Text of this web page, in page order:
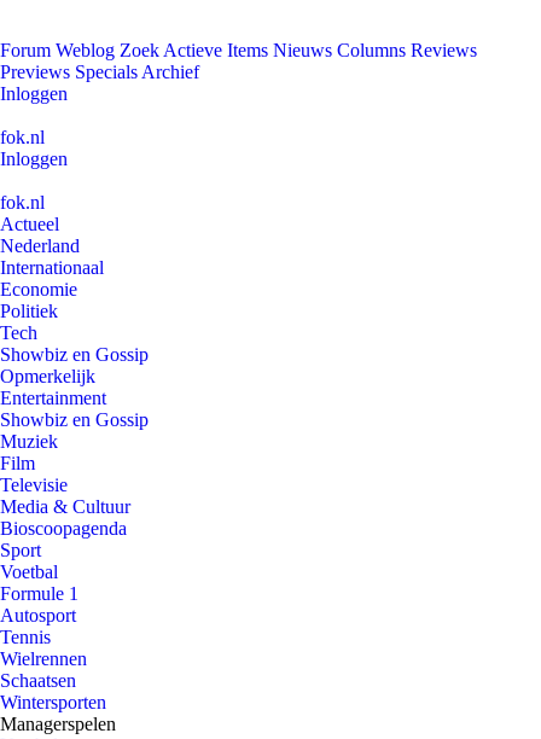
Forum Weblog Zoek Actieve Items Nieuws Columns Reviews
Previews Specials Archief
Inloggen
fok.nl
Inloggen
fok.nl
Actueel
Nederland
Internationaal
Economie
Politiek
Tech
Showbiz en Gossip
Opmerkelijk
Entertainment
Showbiz en Gossip
Muziek
Film
Televisie
Media & Cultuur
Bioscoopagenda
Sport
Voetbal
Formule 1
Autosport
Tennis
Wielrennen
Schaatsen
Wintersporten
Managerspelen